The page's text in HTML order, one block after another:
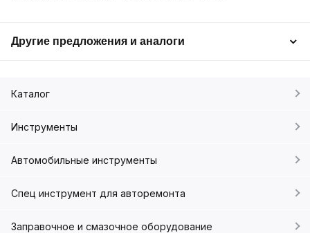
Другие предложения и аналоги
Каталог
Инструменты
Автомобильные инструменты
Спец инструмент для авторемонта
Заправочное и смазочное оборудование